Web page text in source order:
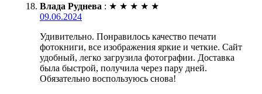
Влада Руднева : ★ ★ ★ ★ ★
09.06.2024
Удивительно. Понравилось качество печати
фотокниги, все изображения яркие и четкие. Сайт
удобный, легко загрузила фотографии. Доставка
была быстрой, получила через пару дней.
Обязательно воспользуюсь снова!